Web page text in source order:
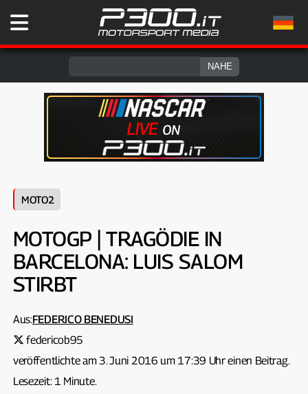
MOTO2
MOTOGP | TRAGÖDIE IN
BARCELONA: LUIS SALOM
STIRBT
Aus:FEDERICO BENEDUSI
federicob95
veröffentlichte am 3. Juni 2016 um 17:39 Uhr einen Beitrag.
Lesezeit: 1 Minute.